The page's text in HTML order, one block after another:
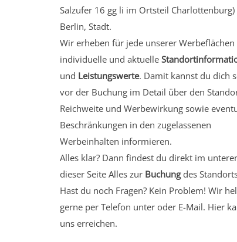
Salzufer 16 gg li im Ortsteil Charlottenburg)
Berlin, Stadt.
Wir erheben für jede unserer Werbeflächen
individuelle und aktuelle
und Leistungswerte. Damit kannst du dich
vor der Buchung im Detail über den
Reichweite und Werbewirkung sowie
Beschränkungen in den zugelassenen
Werbeinhalten informieren.
Alles klar? Dann findest du direkt im
dieser Seite Alles zur Buchungdes
Hast du noch Fragen? Kein Problem! Wir
gerne per Telefon unter oder E-Mail. Hier
uns erreichen.